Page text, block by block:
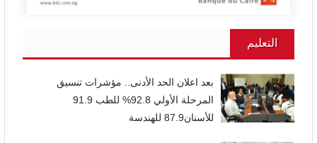
التعليم
بعد اعلان الحد الأدنى.. مؤشرات تنسيق
المرحلة الأولي 92.8% للطب 91.9
للأسنان87.9 للهندسة